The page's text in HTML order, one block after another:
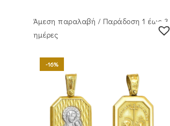
Άμεση παραλαβή / Παράδoση 1 έως 3
ημέρες
-16%